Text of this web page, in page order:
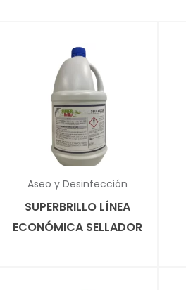
Aseo y Desinfección
SUPERBRILLO LÍNEA
ECONÓMICA SELLADOR